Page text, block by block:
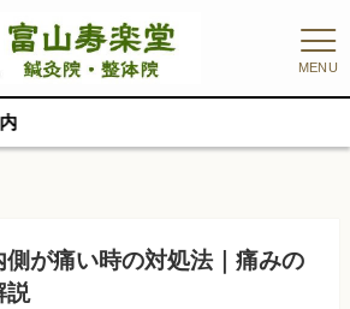
MENU
が痛い時の対処法｜痛みの
説